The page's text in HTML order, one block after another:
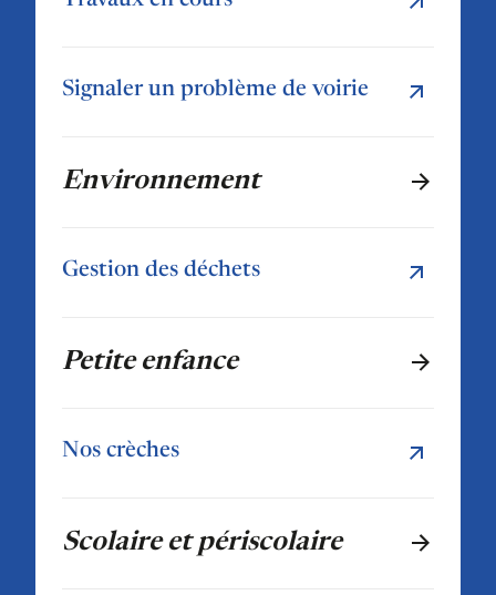
Signaler un problème de voirie
Environnement
Gestion des déchets
Petite enfance
Nos crèches
Scolaire et périscolaire